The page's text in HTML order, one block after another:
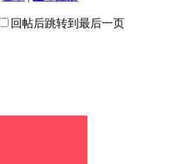
回帖后跳转到最后一页